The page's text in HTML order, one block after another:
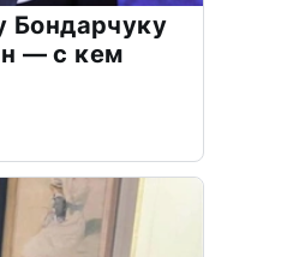
Бондарчуку
— с кем